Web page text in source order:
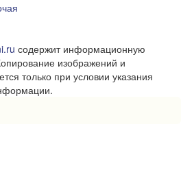
содержит информационную
изображений и
только при условии указания